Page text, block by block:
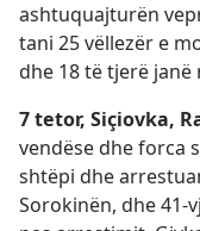
ashtuquajturën
tani 25 vëllezër e
dhe 18 të tjerë
7 tetor, Siçiovka,
vendëse dhe forca
shtëpi dhe
Sorokinën, dhe 41-